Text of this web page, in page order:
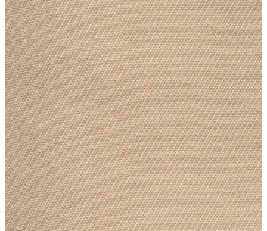
Atlet
Elbise
Eşofman Altı
Mont
Kazak
Yelek
Yağmurluk
Trenchcoat
Kaban
ERKEK
ERKEK
Jean Pantolon
Pantolon
Sweatshirt
Gömlek
Ceket
Eşofman Altı
T-shirt
Polo K.Kol
Hırka